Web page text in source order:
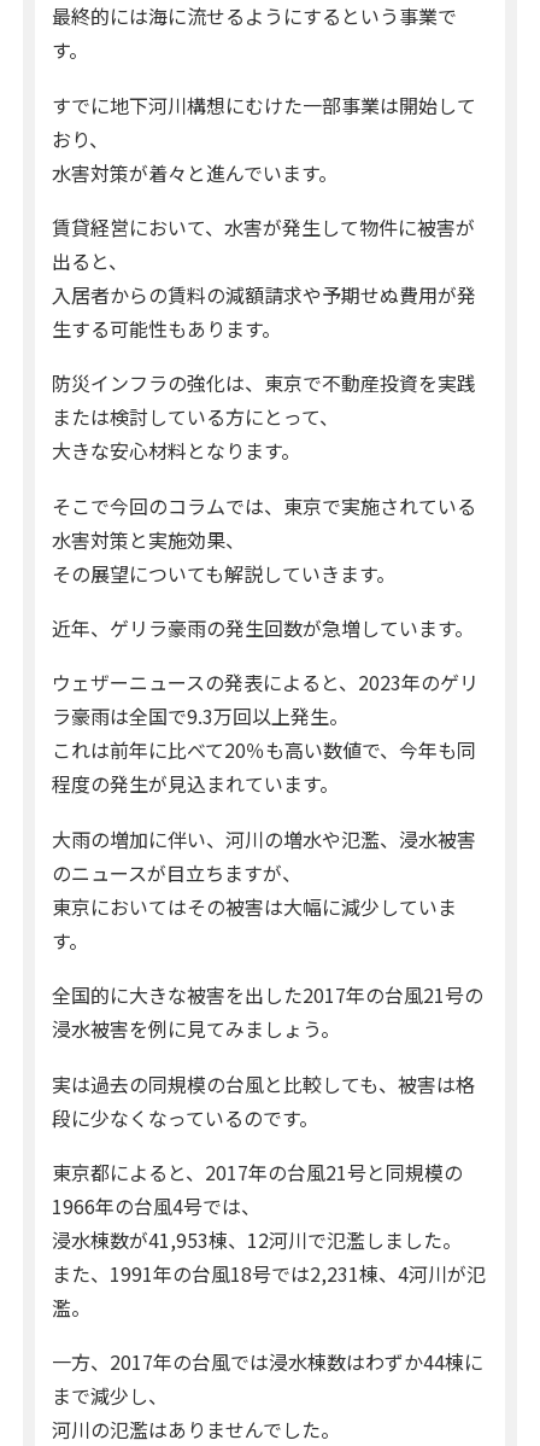
最終的には海に流せるようにするという事業で
す。
すでに地下河川構想にむけた一部事業は開始して
おり、
水害対策が着々と進んでいます。
賃貸経営において、水害が発生して物件に被害が
出ると、
入居者からの賃料の減額請求や予期せぬ費用が発
生する可能性もあります。
防災インフラの強化は、東京で不動産投資を実践
または検討している方にとって、
大きな安心材料となります。
そこで今回のコラムでは、東京で実施されている
水害対策と実施効果、
その展望についても解説していきます。
近年、ゲリラ豪雨の発生回数が急増しています。
ウェザーニュースの発表によると、2023年のゲリ
ラ豪雨は全国で9.3万回以上発生。
これは前年に比べて20％も高い数値で、今年も同
程度の発生が見込まれています。
大雨の増加に伴い、河川の増水や氾濫、浸水被害
のニュースが目立ちますが、
東京においてはその被害は大幅に減少していま
す。
全国的に大きな被害を出した2017年の台風21号の
浸水被害を例に見てみましょう。
実は過去の同規模の台風と比較しても、被害は格
段に少なくなっているのです。
東京都によると、2017年の台風21号と同規模の
1966年の台風4号では、
浸水棟数が41,953棟、12河川で氾濫しました。
また、1991年の台風18号では2,231棟、4河川が氾
濫。
一方、2017年の台風では浸水棟数はわずか44棟に
まで減少し、
河川の氾濫はありませんでした。